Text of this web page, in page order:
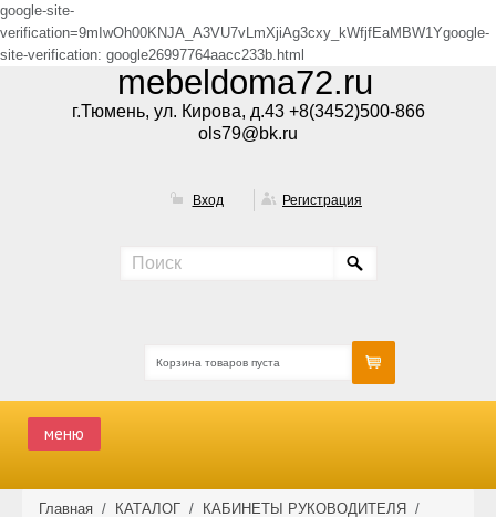
google-site-
verification=9mIwOh00KNJA_A3VU7vLmXjiAg3cxy_kWfjfEaMBW1Ygoogle-
site-verification: google26997764aacc233b.html
mebeldoma72.ru
г.Тюмень, ул. Кирова, д.43 +8(3452)500-866
ols79@bk.ru
Вход Регистрация
Корзина товаров пуста
меню
Главная / КАТАЛОГ / КАБИНЕТЫ РУКОВОДИТЕЛЯ
/